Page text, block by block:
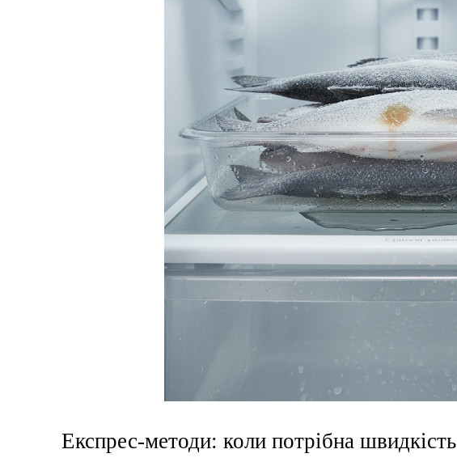
Експрес-методи: коли потрібна швидкість